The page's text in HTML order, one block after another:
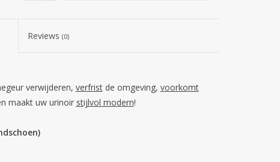
Reviews(0)
verwijderen, verfristde omgeving, voorkomt
maakt uw urinoir stijlvol modern!